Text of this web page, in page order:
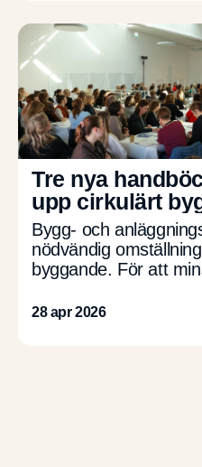
Tre nya
upp cirkulärt
Bygg- och
nödvändig
byggande. För att
robustheten behövs
28 apr 2026